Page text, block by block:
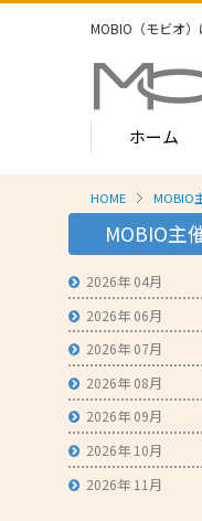
MOBIO（モビオ
ホーム
HOME MOBIO
MOBIO主
2026年 04月
2026年 06月
2026年 07月
2026年 08月
2026年 09月
2026年 10月
2026年 11月